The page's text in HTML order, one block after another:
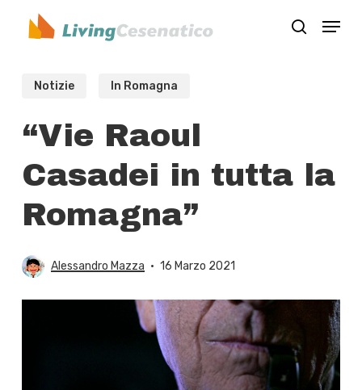
search
Menu
Notizie In Romagna
“Vie Raoul
Casadei in tutta la
Romagna”
Alessandro Mazza 16 Marzo 2021